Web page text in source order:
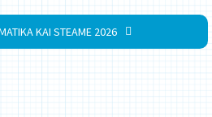
ΚΑΙ STEAME 2026